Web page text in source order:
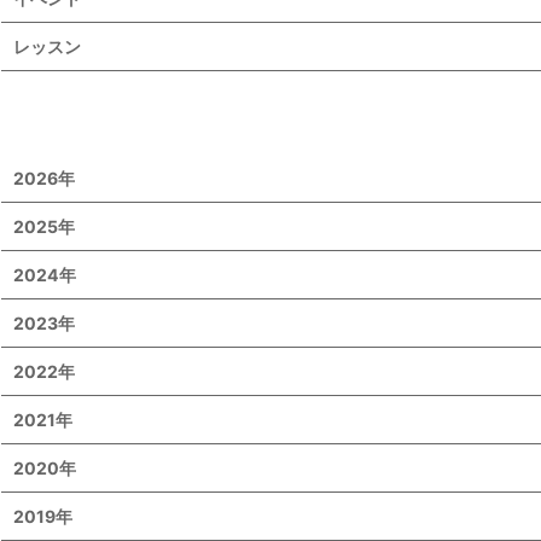
レッスン
2026年
2025年
2024年
2023年
2022年
2021年
2020年
2019年